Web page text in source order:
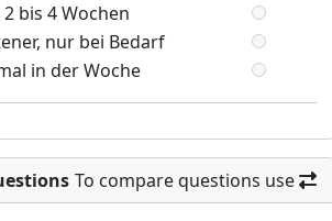
2 bis 4 Wochen
nur bei Bedarf
in der Woche
To compare questions use